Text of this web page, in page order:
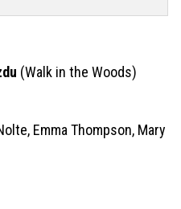
(Walk in the Woods)
Emma Thompson, Mary